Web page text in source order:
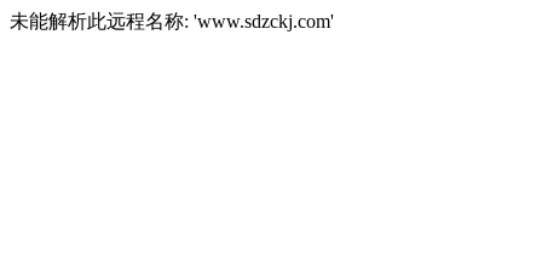
未能解析此远程名称: 'www.sdzckj.com'